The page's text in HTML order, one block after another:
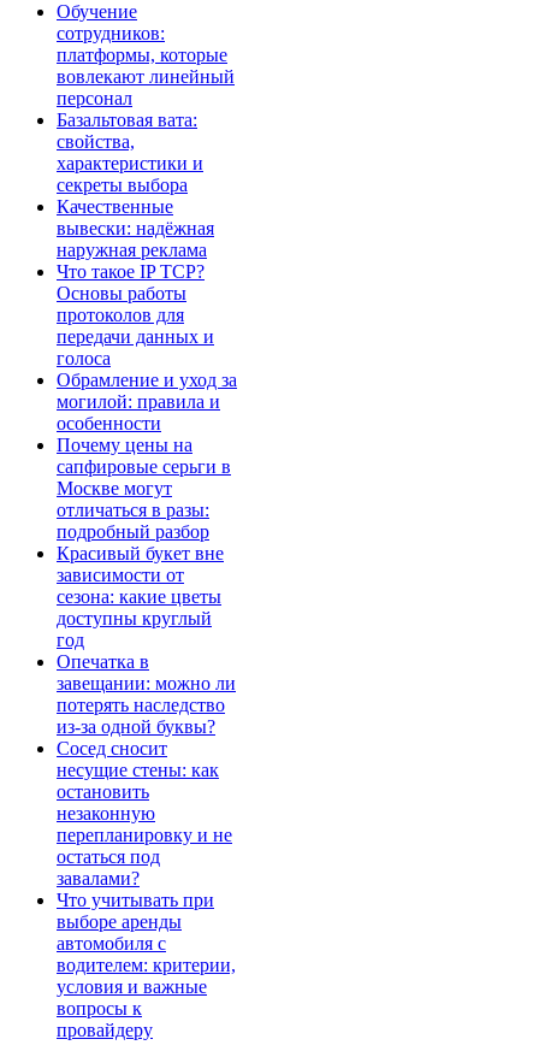
Обучение
сотрудников:
платформы, которые
вовлекают линейный
персонал
Базальтовая вата:
свойства,
характеристики и
секреты выбора
Качественные
вывески: надёжная
наружная реклама
Что такое IP TCP?
Основы работы
протоколов для
передачи данных и
голоса
Обрамление и уход за
могилой: правила и
особенности
Почему цены на
сапфировые серьги в
Москве могут
отличаться в разы:
подробный разбор
Красивый букет вне
зависимости от
сезона: какие цветы
доступны круглый
год
Опечатка в
завещании: можно ли
потерять наследство
из-за одной буквы?
Сосед сносит
несущие стены: как
остановить
незаконную
перепланировку и не
остаться под
завалами?
Что учитывать при
выборе аренды
автомобиля с
водителем: критерии,
условия и важные
вопросы к
провайдеру